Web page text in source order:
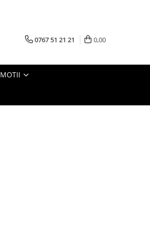
0767 51 21 21 0,00